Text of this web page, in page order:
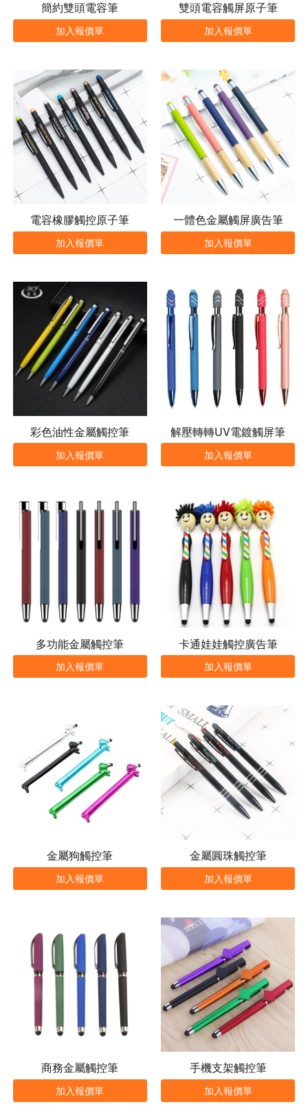
簡約雙頭電容筆
加入報價單
雙頭電容觸屏原子筆
加入報價單
電容橡膠觸控原子筆
加入報價單
一體色金屬觸屏廣告筆
加入報價單
彩色油性金屬觸控筆
加入報價單
解壓轉轉UV電鍍觸屏筆
加入報價單
多功能金屬觸控筆
加入報價單
卡通娃娃觸控廣告筆
加入報價單
金屬狗觸控筆
加入報價單
金屬圓珠觸控筆
加入報價單
商務金屬觸控筆
加入報價單
手機支架觸控筆
加入報價單